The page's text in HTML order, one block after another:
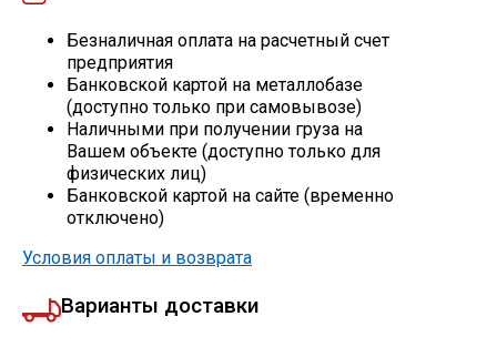
Нержавейка
Алюминиевый прокат
Безналичная оплата на расчетный счет
предприятия
Банковской картой на металлобазе
(доступно только при самовывозе)
Наличными при получении груза на
Вашем объекте (доступно только для
физических лиц)
Банковской картой на сайте (временно
отключено)
Условия оплаты и возврата
Варианты доставки